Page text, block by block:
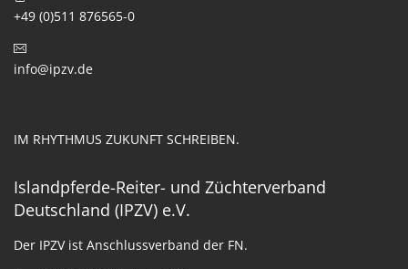
+49 (0)511 876565-0
info@ipzv.de
IM RHYTHMUS ZUKUNFT SCHREIBEN.
Islandpferde-Reiter- und Züchterverband
Deutschland (IPZV) e.V.
Der IPZV ist Anschlussverband der FN.